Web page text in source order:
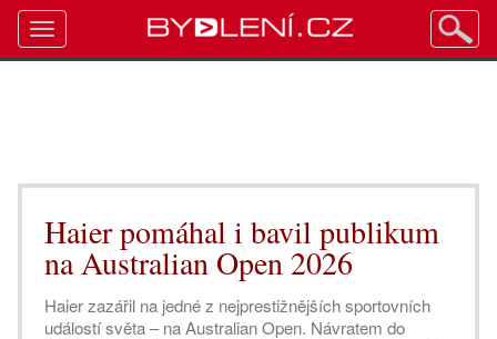
Haier pomáhal i bavil publikum
na Australian Open 2026
Haier zazářil na jedné z nejprestižnějších sportovních
událostí světa – na Australian Open. Návratem do
Toggle
navigation